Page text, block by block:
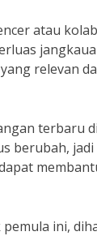
atau
relevan
terbaru
berubah,
ini,